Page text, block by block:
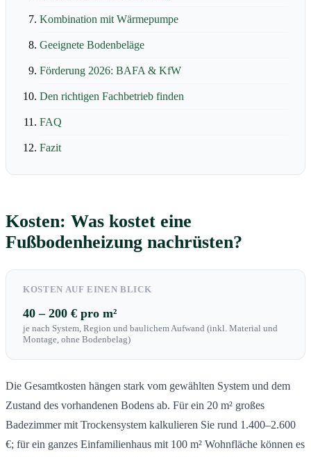
Kombination mit Wärmepumpe
Geeignete Bodenbeläge
Förderung 2026: BAFA & KfW
Den richtigen Fachbetrieb finden
FAQ
Fazit
Kosten: Was kostet eine
Fußbodenheizung nachrüsten?
KOSTEN AUF EINEN BLICK
40 – 200 € pro m²
je nach System, Region und baulichem Aufwand (inkl. Material und
Montage, ohne Bodenbelag)
Die Gesamtkosten hängen stark vom gewählten System und dem
Zustand des vorhandenen Bodens ab. Für ein 20 m² großes
Badezimmer mit Trockensystem kalkulieren Sie rund 1.400–2.600
€; für ein ganzes Einfamilienhaus mit 100 m² Wohnfläche können es